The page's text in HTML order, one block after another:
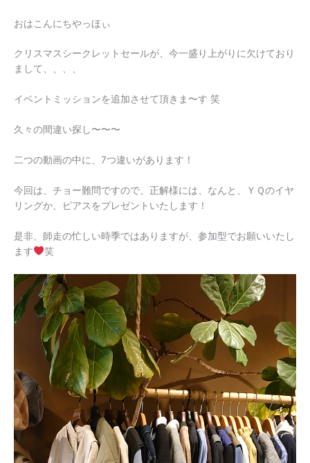
おはこんにちやっほぃ
クリスマスシークレットセールが、今一盛り上がりに欠けており
まして、、、、
イベントミッションを追加させて頂きま〜す 笑
久々の間違い探し〜〜〜
二つの動画の中に、7つ違いがあります！
今回は、チョー難問ですので、正解様には、なんと、ＹＱのイヤ
リングか、ピアスをプレゼントいたします！
是非、師走の忙しい時季ではありますが、参加型でお願いいたし
ます
笑